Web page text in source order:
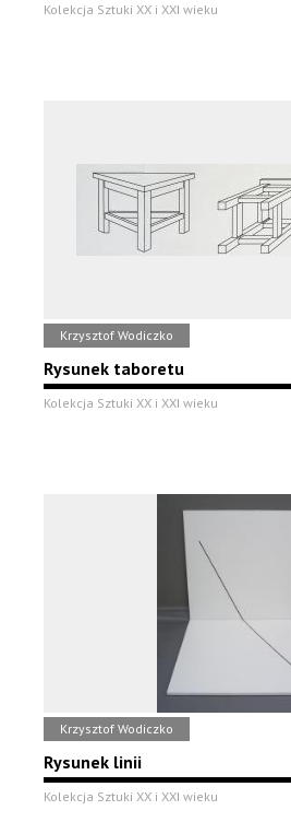
Kolekcja Sztuki XX i XXI wieku
Krzysztof Wodiczko
Rysunek taboretu
Kolekcja Sztuki XX i XXI wieku
Krzysztof Wodiczko
Rysunek linii
Kolekcja Sztuki XX i XXI wieku